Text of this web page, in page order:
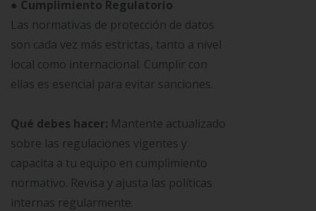
● Cumplimiento Regulatorio
Las normativas de protección de datos
son cada vez más estrictas, tanto a nivel
local como internacional. Cumplir con
ellas es esencial para evitar sanciones.
Qué debes hacer: Mantente actualizado
sobre las regulaciones vigentes y
capacita a tu equipo en cumplimiento
normativo. Revisa y ajusta las políticas
internas regularmente.